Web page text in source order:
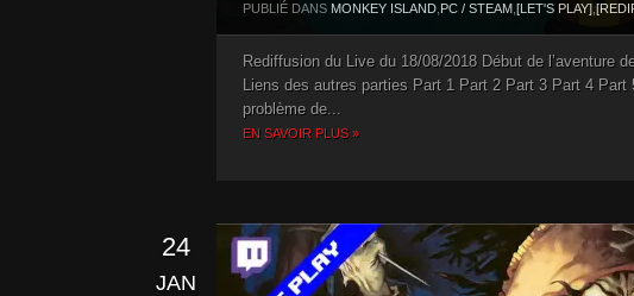
PUBLIÉ DANS MONKEY ISLAND PC / STEAM [LET'S PLAY]
Rediffusion du Live du 18/08/2018 Début de l’aventure
Liens des autres parties Part 1 Part 2 Part 3 Part 4
problème de...
EN SAVOIR PLUS »
24
JAN